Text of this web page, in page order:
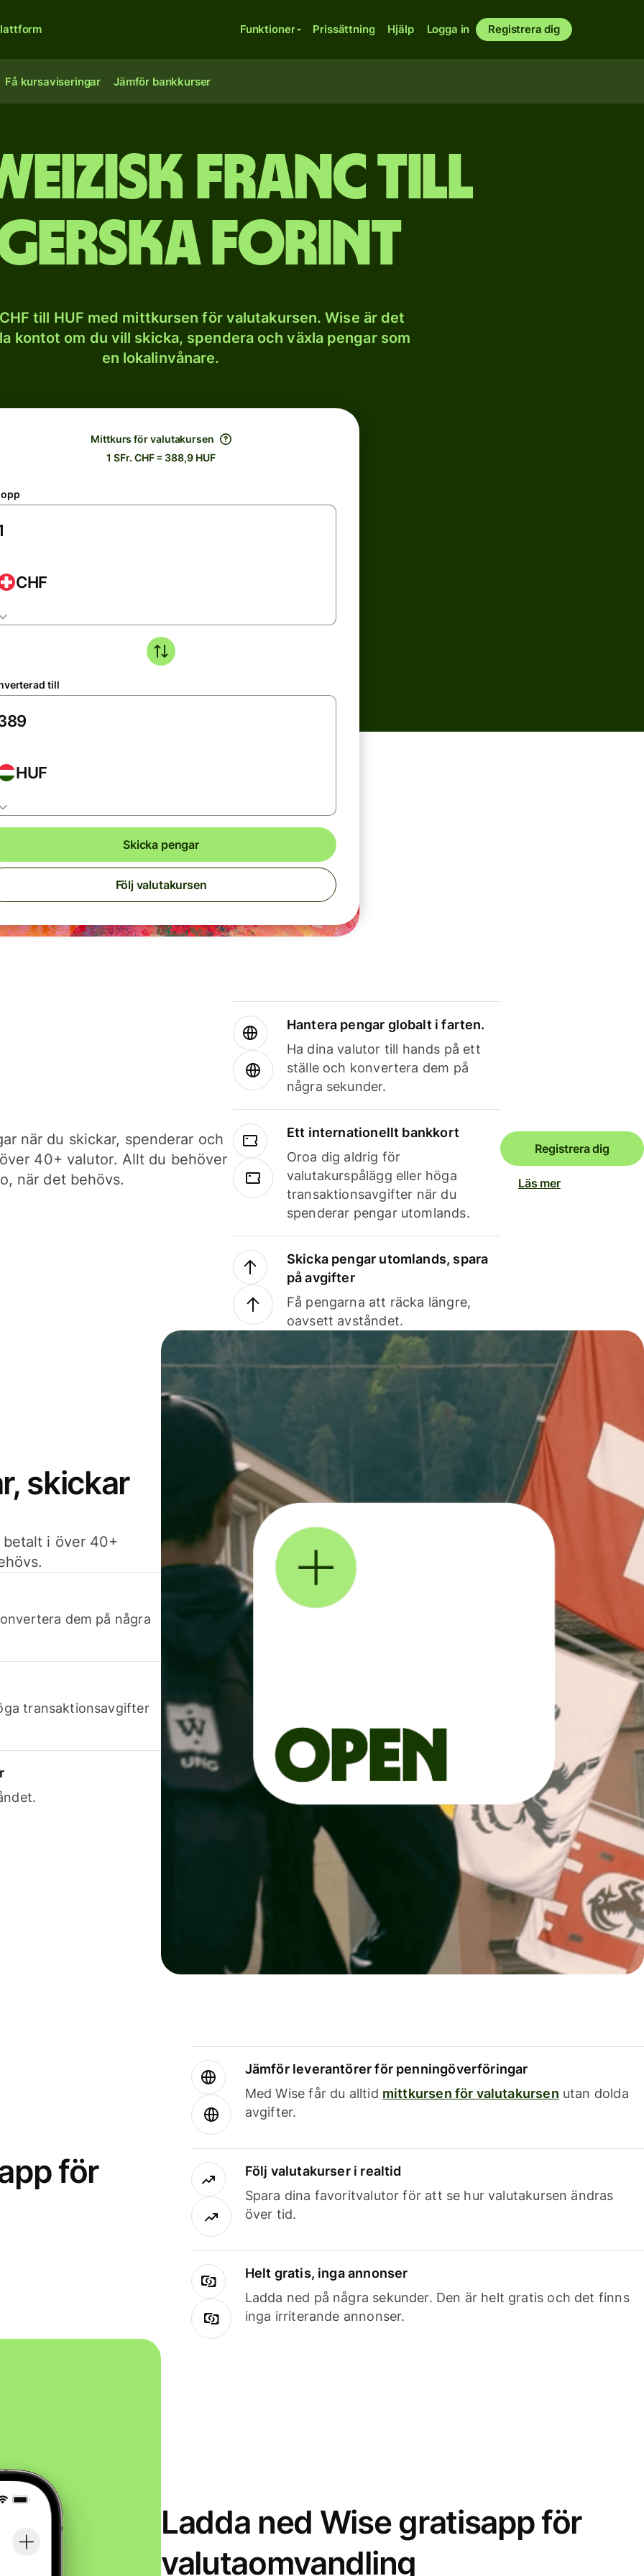
Funktioner Prissättning Hjälp Logga in Registrera dig
Få kursaviseringar Jämför bankkurser
franc till
forint
till HUF med mittkursen för valutakursen. Wise är det
kontot om du vill skicka, spendera och växla pengar som
en lokalinvånare.
Mittkurs för valutakursen
1 SFr. CHF = 388,9 HUF
CHF
till
HUF
Skicka pengar
Följ valutakursen
när du skickar, spenderar och
40+ valutor. Allt du behöver
när det behövs.
Hantera pengar globalt i farten.
Ha dina valutor till hands på ett
ställe och konvertera dem på
några sekunder.
Ett internationellt bankkort
Oroa dig aldrig för
valutakurspålägg eller höga
transaktionsavgifter när du
spenderar pengar utomlands.
Skicka pengar utomlands, spara
på avgifter
Få pengarna att räcka längre,
oavsett avståndet.
Registrera dig
Läs mer
skickar
betalt i över 40+
dem på några
transaktionsavgifter
för
Jämför leverantörer för penningöverföringar
Med Wise får du alltid mittkursen för valutakursen utan dolda
avgifter.
Följ valutakurser i realtid
Spara dina favoritvalutor för att se hur valutakursen ändras
över tid.
Helt gratis, inga annonser
Ladda ned på några sekunder. Den är helt gratis och det finns
inga irriterande annonser.
Ladda ned Wise gratisapp för
valutaomvandling